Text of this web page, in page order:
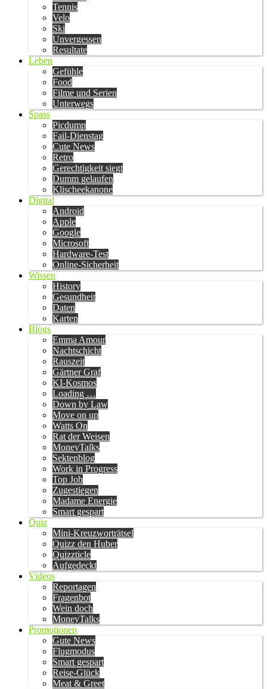
Tennis
Velo
Ski
Unvergessen
Resultate
Leben
Gefühle
Food
Filme und Serien
Unterwegs
Spass
Picdump
Fail-Dienstag
Cute News
Retro
Gerechtigkeit siegt
Dumm gelaufen
Klischeekanone
Digital
Android
Apple
Google
Microsoft
Hardware-Test
Online-Sicherheit
Wissen
History
Gesundheit
Daten
Karten
Blogs
Emma Amour
Nachtschicht
Rauszeit
Gärtner Graf
KI-Kosmos
Loading …
Down by Law
Move on up
Watts On
Rat der Weisen
MoneyTalks
Sektenblog
Work in Progress
Top Job
Zugestiegen
Madame Energie
Smart gespart
Quiz
Mini-Kreuzworträtsel
Quizz den Huber
Quizzticle
Aufgedeckt
Videos
Reportagen
Fragenbot
Wein doch
MoneyTalks
Promotionen
Gute News
Flugmodus
Smart gespart
Reise-Glück
Meat & Greet